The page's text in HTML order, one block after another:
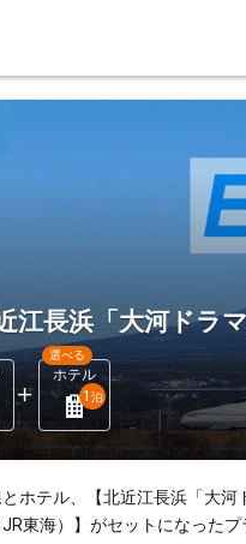
近江長浜「大河ド
ホテル
選べる
1 泊
ホテル、【北近江長浜「大
東海）】がセットになったプ